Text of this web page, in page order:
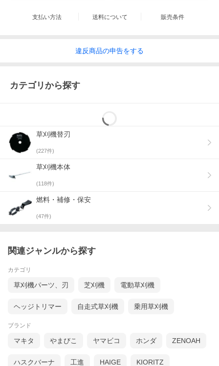
支払い方法 送料について 販売条件
違反商品の申告をする
カテゴリから探す
草刈機替刃
(227件)
草刈機本体
(118件)
燃料・補修・保安
(47件)
関連ジャンルから探す
カテゴリ
草刈機パーツ、刃 芝刈機 電動草刈機
ヘッジトリマー 自走式草刈機 乗用草刈機
ブランド
マキタ やまびこ ヤマビコ ホンダ ZENOAH
ハスクバーナ 工進 HAIGE KIORITZ